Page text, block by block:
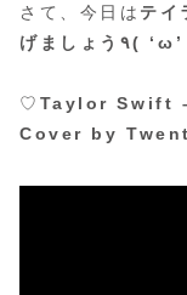
さて、今日は テイ
♡ Taylor Swift
Cover by